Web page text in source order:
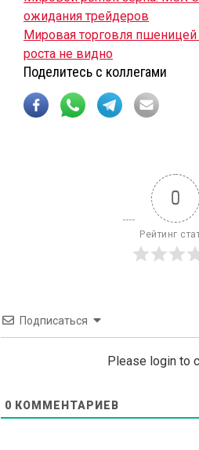
ожидания трейдеров
Мировая торговля
роста не видно
Поделитесь с коллегами
0
Рейтинг
Подписаться
Please login to
0 КОММЕНТАРИЕВ